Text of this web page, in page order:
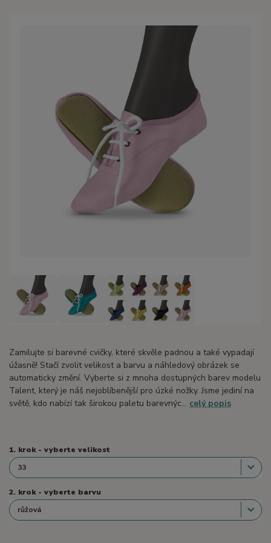
Zamilujte si barevné cvičky, které skvěle padnou a také vypadají
úžasně! Stačí zvolit velikost a barvu a náhledový obrázek se
automaticky změní. Vyberte si z mnoha dostupných barev modelu
Talent, který je náš nejoblíbenější pro úzké nožky. Jsme jediní na
světě, kdo nabízí tak širokou paletu barevnýc... celý popis
1. krok - vyberte velikost
2. krok - vyberte barvu